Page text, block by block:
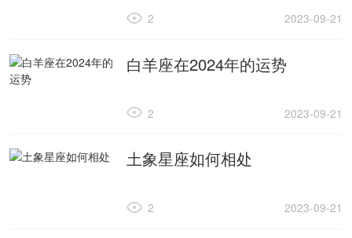
2023-09-21
2
白羊座在2024年的运势
2023-09-21
2
土象星座如何相处
2023-09-21
2